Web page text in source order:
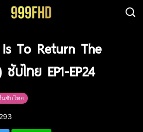
To Return The
บไทย EP1-EP24
นซับไทย
293